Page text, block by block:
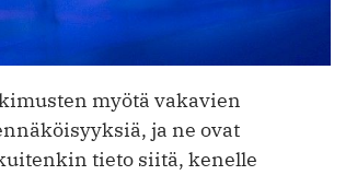
myötä vakavien
ja ne ovat
tieto siitä, kenelle